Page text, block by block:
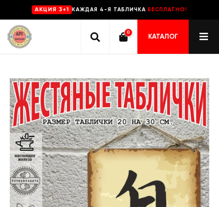
AKЦИЯ 3+1 КАЖДАЯ 4-Я ТАБЛИЧКА БЕСПЛАТНО!
0
КАТАЛОГ